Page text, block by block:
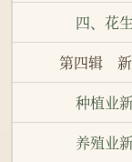
四、花
第四辑 新
种植业
养殖业